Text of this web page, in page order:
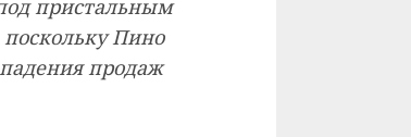
под пристальным
Пино
продаж